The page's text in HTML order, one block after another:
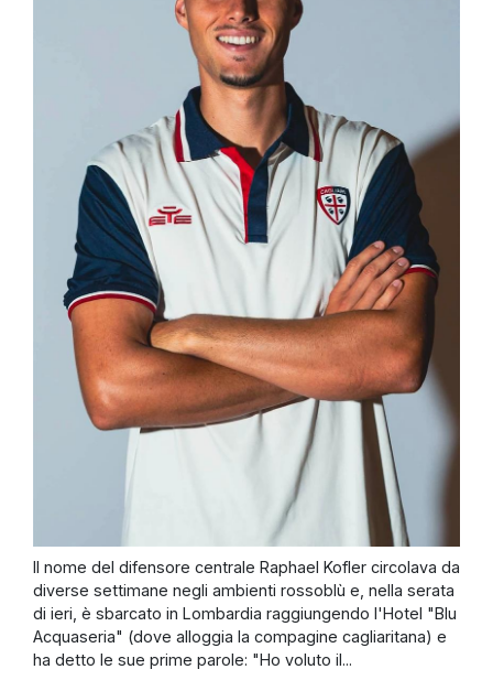
Il nome del difensore centrale Raphael Kofler circolava da
diverse settimane negli ambienti rossoblù e, nella serata
di ieri, è sbarcato in Lombardia raggiungendo l'Hotel "Blu
Acquaseria" (dove alloggia la compagine cagliaritana) e
ha detto le sue prime parole: "Ho voluto il...